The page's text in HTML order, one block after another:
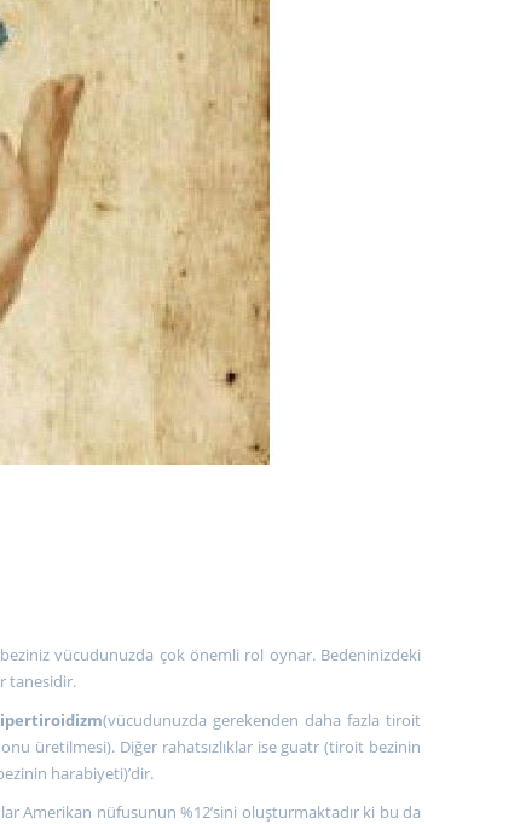
vücudunuzda çok önemli rol oynar. Bedeninizdeki
tanesidir.
(vücudunuzda gerekenden daha fazla tiroit
üretilmesi). Diğer rahatsızlıklar ise guatr (tiroit bezinin
harabiyeti)’dir.
Amerikan nüfusunun %12’sini oluşturmaktadır ki bu da